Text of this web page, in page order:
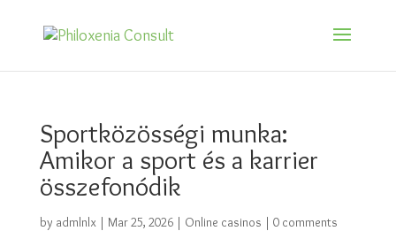
Sportközösségi munka:
Amikor a sport és a karrier
összefonódik
by admlnlx| Mar 25, 2026| Online casinos | 0 comments